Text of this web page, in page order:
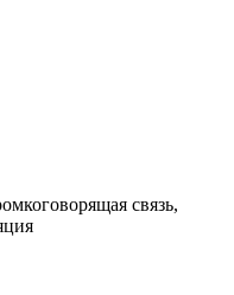
связь,